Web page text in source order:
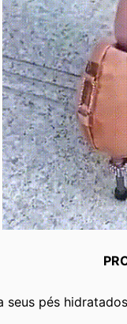
seus pés